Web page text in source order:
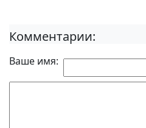
Комментарии:
Ваше имя: